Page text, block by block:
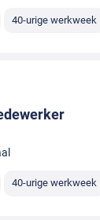
40-urige werkweek
40-urige werkweek